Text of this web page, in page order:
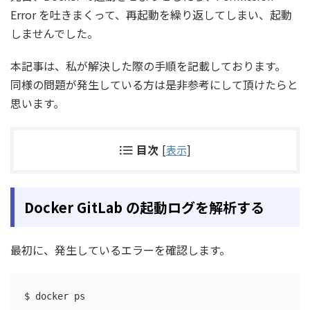
Error を吐きまくって、再起動を繰り返してしまい、起動
しませんでした。
本記事は、私が解決した際の手順を記載しております。
同様の問題が発生している方は是非参考にして頂けたらと
思います。
目次 [表示]
Docker GitLab の起動ログを解析する
最初に、発生しているエラーを確認します。
$ docker ps